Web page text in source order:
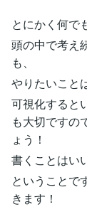
とにかく何で
頭の中で考え
も、
やりたいこと
可視化すると
も大切ですの
ょう！
書くことはい
ということで
きます！